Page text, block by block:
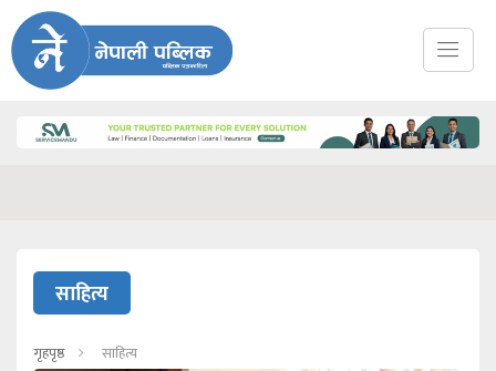
साहित्य
गृहपृष्ठ साहित्य